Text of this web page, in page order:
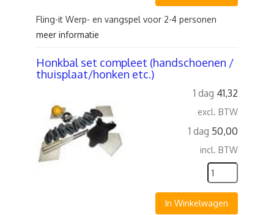
Fling-it Werp- en vangspel voor 2-4 personen
meer informatie
Honkbal set compleet (handschoenen /
thuisplaat/honken etc.)
1 dag 41,32
excl. BTW
1 dag 50,00
incl. BTW
In Winkelwagen